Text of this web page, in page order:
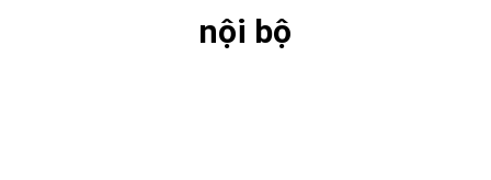
nội bộ